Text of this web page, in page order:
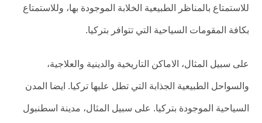
للاستمتاع بالمناظر الطبيعية الخلابة الموجودة بها، وللاستمتاع
بكافة المقومات السياحية التي تتوافر بتركيا.
على سبيل المثال، الاماكن التاريخية والدينية والعلاجية،
والسواحل الطبيعية الجذابة التي تطل عليها تركيا. ايضا المدن
السياحية الموجودة بتركيا. على سبيل المثال، مدينة اسطنبول